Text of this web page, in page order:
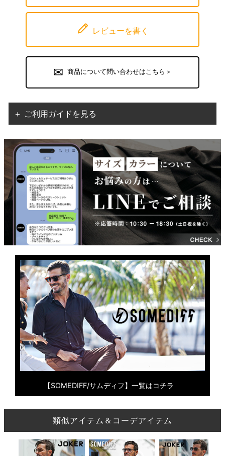
レビューを書く
商品について問い合わせはこちら＞
＋ ご利用ガイドを見る
【SOMEDIFF/サムディフ】一覧はコチラ
類似アイテム＆コーデアイテム